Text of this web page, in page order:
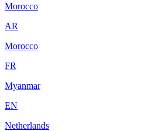
Morocco
AR
Morocco
FR
Myanmar
EN
Netherlands